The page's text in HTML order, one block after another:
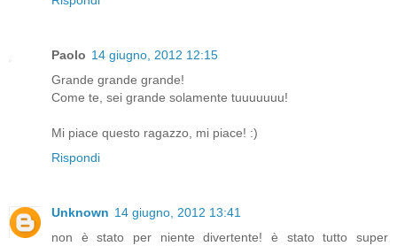
Paolo 14 giugno, 2012 12:15
Grande grande grande!
Come te, sei grande solamente tuuuuuuu!
Mi piace questo ragazzo, mi piace! :)
Rispondi
Unknown 14 giugno, 2012 13:41
non è stato per niente divertente! è stato tutto super